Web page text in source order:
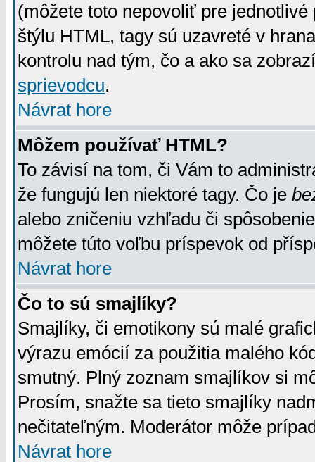
(môžete toto nepovoliť pre
štýlu HTML, tagy sú uzavreté v
kontrolu nad tým, čo a ako sa
sprievodcu.
Návrat hore
Môžem používať HTML?
To závisí na tom, či Vám to
že fungujú len niektoré tagy. Čo je
alebo zničeniu vzhľadu či
môžete túto voľbu príspevok od
Návrat hore
Čo to sú smajlíky?
Smajlíky, či emotikony sú malé
výrazu emócií za použitia malého
smutný. Plný zoznam smajlíkov si
Prosím, snažte sa tieto smajlíky
nečitateľným. Moderátor môže
Návrat hore